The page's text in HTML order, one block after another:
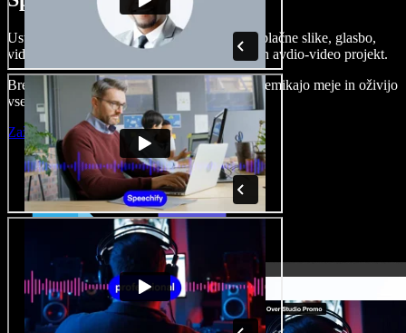
Ustvarjajte govorne posnetke, dodajajte brezplačne slike, glasbo,
videe, klonirajte svoj glas in pripravite celoten avdio-video projekt.
Brez učenja in kar iz brskalnika ustvarjalci premikajo meje in oživijo
vse ideje.
Zaženi Studio